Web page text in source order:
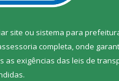
site ou sistema para
completa, onde
as exigências das leis de